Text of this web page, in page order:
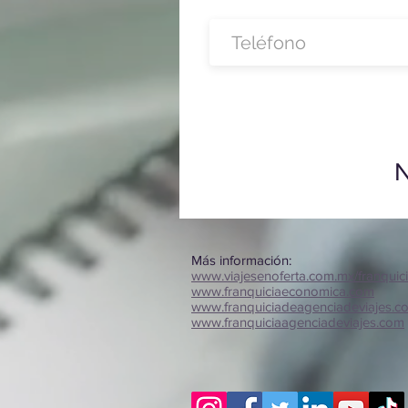
Más información:
www.viajesenoferta.com.mx/
www.franquiciaeconomica.com
www.franquiciaagenciadeviajes.com